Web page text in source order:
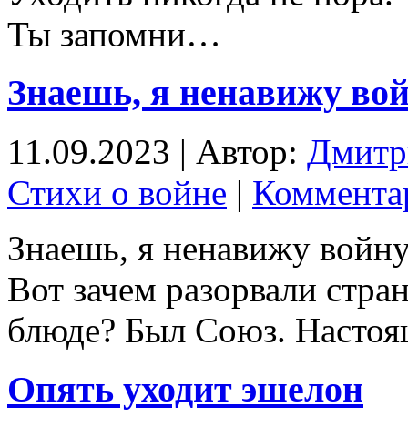
Ты запомни…
Знаешь, я ненавижу
11.09.2023 | Автор:
Стихи о войне |
Знаешь, я ненавижу
Вот зачем разорвали
блюде? Был Союз.
Опять уходит эшелон